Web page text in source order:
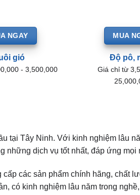
NGAY
gió
- 3,500,000
MUA
Độ pô,
Giá chỉ từ
tại Tây Ninh. Với kinh nghiệm lâu
những dịch vụ tốt nhất, đáp ứng mọi
các sản phẩm chính hãng, chất
có kinh nghiệm lâu năm trong